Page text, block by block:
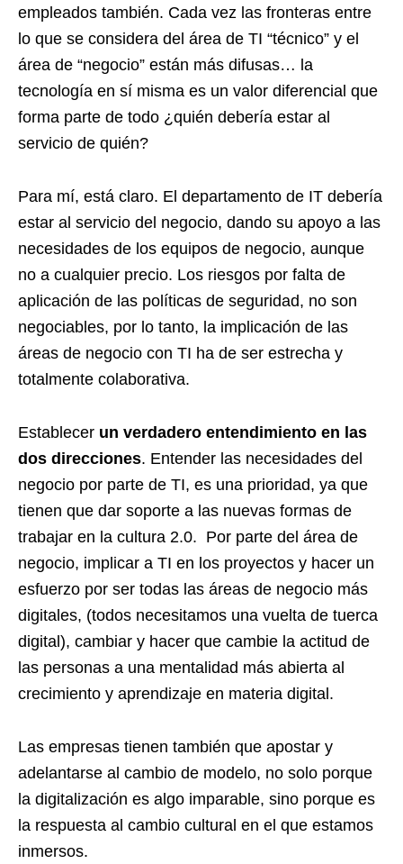
empleados también. Cada vez las fronteras entre
lo que se considera del área de TI “técnico” y el
área de “negocio” están más difusas… la
tecnología en sí misma es un valor diferencial que
forma parte de todo ¿quién debería estar al
servicio de quién?
Para mí, está claro. El departamento de IT debería
estar al servicio del negocio, dando su apoyo a las
necesidades de los equipos de negocio, aunque
no a cualquier precio. Los riesgos por falta de
aplicación de las políticas de seguridad, no son
negociables, por lo tanto, la implicación de las
áreas de negocio con TI ha de ser estrecha y
totalmente colaborativa.
Establecer un verdadero entendimiento en las
dos direcciones. Entender las necesidades del
negocio por parte de TI, es una prioridad, ya que
tienen que dar soporte a las nuevas formas de
trabajar en la cultura 2.0. Por parte del área de
negocio, implicar a TI en los proyectos y hacer un
esfuerzo por ser todas las áreas de negocio más
digitales, (todos necesitamos una vuelta de tuerca
digital), cambiar y hacer que cambie la actitud de
las personas a una mentalidad más abierta al
crecimiento y aprendizaje en materia digital.
Las empresas tienen también que apostar y
adelantarse al cambio de modelo, no solo porque
la digitalización es algo imparable, sino porque es
la respuesta al cambio cultural en el que estamos
inmersos.